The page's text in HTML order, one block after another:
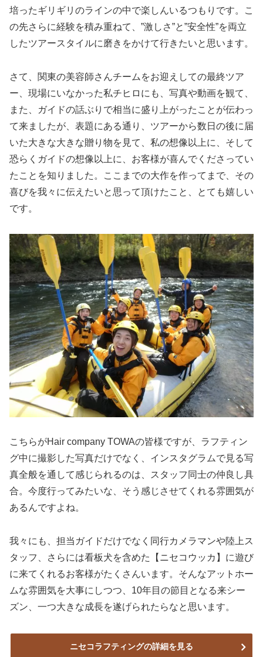
培ったギリギリのラインの中で楽しんいるつもりです。こ
の先さらに経験を積み重ねて、”激しさ”と”安全性”を両立
したツアースタイルに磨きをかけて行きたいと思います。
さて、関東の美容師さんチームをお迎えしての最終ツア
ー、現場にいなかった私チヒロにも、写真や動画を観て、
また、ガイドの話ぶりで相当に盛り上がったことが伝わっ
て来ましたが、表題にある通り、ツアーから数日の後に届
いた大きな大きな贈り物を見て、私の想像以上に、そして
恐らくガイドの想像以上に、お客様が喜んでくださってい
たことを知りました。ここまでの大作を作ってまで、その
喜びを我々に伝えたいと思って頂けたこと、とても嬉しい
です。
こちらがHair company TOWAの皆様ですが、ラフティン
グ中に撮影した写真だけでなく、インスタグラムで見る写
真全般を通して感じられるのは、スタッフ同士の仲良し具
合。今度行ってみたいな、そう感じさせてくれる雰囲気が
あるんですよね。
我々にも、担当ガイドだけでなく同行カメラマンや陸上ス
タッフ、さらには看板犬を含めた【ニセコウッカ】に遊び
に来てくれるお客様がたくさんいます。そんなアットホー
ムな雰囲気を大事にしつつ、10年目の節目となる来シー
ズン、一つ大きな成長を遂げられたらなと思います。
ニセコラフティングの詳細を見る